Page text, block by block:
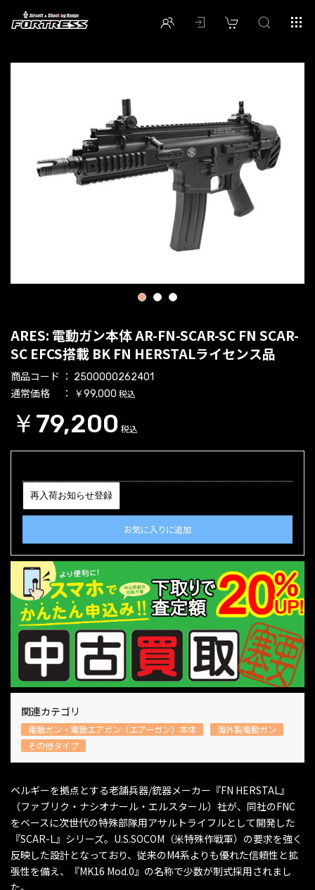
1 2 3
ARES: 電動ガン本体 AR-FN-SCAR-SC FN SCAR-
SC EFCS搭載 BK FN HERSTALライセンス品
商品コード 2500000262401
通常価格 ￥99,000 税込
￥79,200 税込
再入荷お知らせ登録
お気に入りに追加
関連カテゴリ
電動ガン・電動エアガン（エアーガン）本体
海外製電動ガン
その他タイプ
ベルギーを拠点とする老舗兵器/銃器メーカー『FN HERSTAL』
（ファブリク・ナシオナール・エルスタール）社が、同社のFNC
をベースに次世代の特殊部隊用アサルトライフルとして開発した
『SCAR-L』シリーズ。U.S.SOCOM（米特殊作戦軍）の要求を強く
反映した設計となっており、従来のM4系よりも優れた信頼性と拡
張性を備え、『MK16 Mod.0』の名称で少数が制式採用されまし